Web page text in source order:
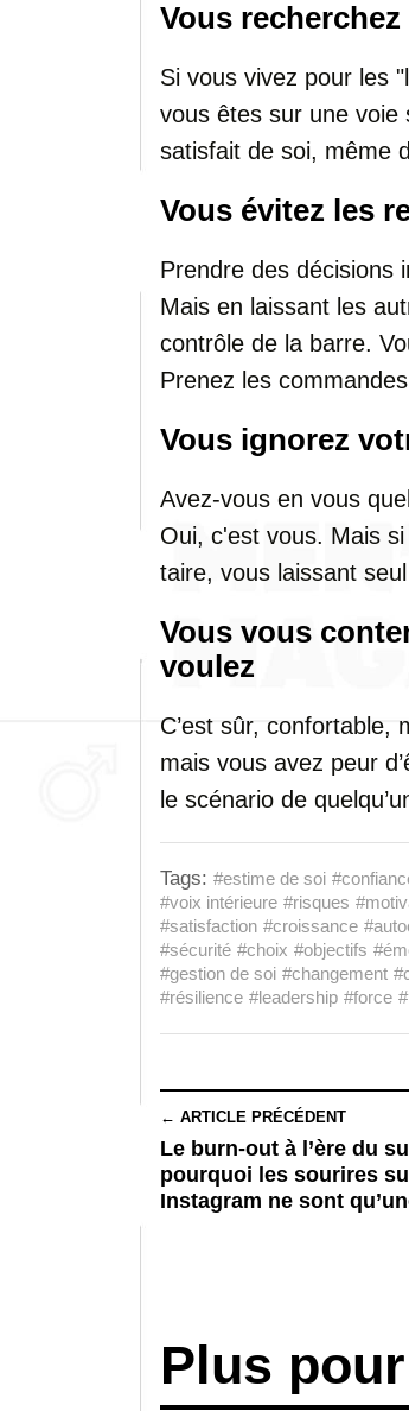
Vous
Si vous vivez pour les
vous êtes sur une
satisfait de soi, même
Vous évitez les
Prendre des décisions
Mais en laissant les
contrôle de la barre.
Prenez les
Vous ignorez
Avez-vous en vous
Oui, c'est vous. Mais
taire, vous laissant
Vous vous
voulez
C’est sûr, confortable,
mais vous avez peur
le scénario de
Tags: #estime de soi
#voix intérieure #risques
#satisfaction #croissance
#sécurité #choix #objectifs
#gestion de soi #changement
#résilience #leadership #force
← ARTICLE PRÉCÉDENT
Le burn-out à l’ère du
pourquoi les sourires
Instagram ne sont
Plus